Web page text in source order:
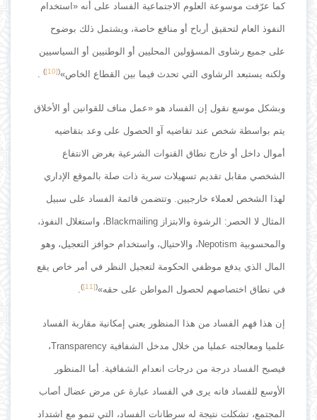
كما عرّفت موسوعة العلوم الاجتماعية الفساد على أنه «استخدام
النفوذ العام لتحقيق أرباح أو منافع خاصة، ويشتمل ذلك بوضوح
على جميع رشاوى المسؤولين المحليين أو الوطنيين أو السياسيين
ولكنه يستبعد الرشاوى التي تحدث فيما بين القطاع الخاص»(
[10]
)
.
وبشكل موسع نقول إن الفساد هو «عمل مناف للقوانين أو الأخلاق
يتم بواسطة شخص عند تقاضيه آو الحصول على وعد بتقاضيه
أموال داخل أو خارج نطاق القنوات الشرعية بغرض الانتفاع
الشخصي مقابل تقديم تسهيلات سرية ذات صلة بالموقع الإداري
لهذا الشخص لعملاء خارجيين. وتتضمن قائمة الفساد على سبيل
المثال لا الحصر: الرشوة والابتزاز Blackmailing، واستغلال النفوذ،
والمحسوبية Nepotism، والاحتيال، واستخدام حوافز التعجيل، وهو
المال الذي يدفع موظفي الحكومة لتعجيل النظر في أمر خاص يقع
في نطاق اختصاصهم لحصول المواطن على حقه»(
[11]
)
.
إن هذا فهم الفساد من هذا المنظور يعني إمكانية مقاربة الفساد
علميا ومعالجته عمليا من خلال مدخل الشفافية Transparency،
فيصبح الفساد درجة من درجات انعدام الشفافية. أما المنظور
الأوسع للفساد فانه يرى في الفساد عبارة عن مرض عضال أصاب
المجتمع، تشكلت نتيجة له سرطانات الفساد، التي تنمو مع اشتداد